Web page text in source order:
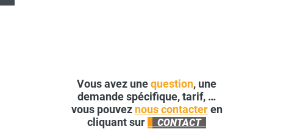
Vous avez unequestion, une
demande spécifique, tarif, …
vous pouvez nous contacteren
cliquant sur
CONTACT